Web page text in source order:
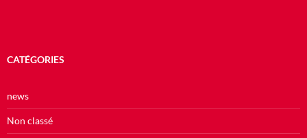
CATÉGORIES
news
Non classé